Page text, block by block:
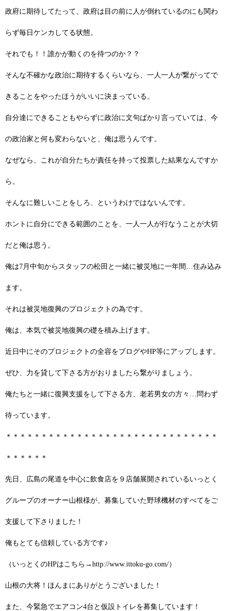
政府に期待してたって、政府は目の前に人が倒れているのにも関わ
らず毎日ケンカしてる状態。
それでも！！誰かが動くのを待つのか？？
そんな不確かな政治に期待するくらいなら、一人一人が繋がってで
きることをやったほうがいいに決まっている。
自分達にできることもやらずに政治に文句ばかり言っていては、今
の政治家と何も変わらないと、俺は思うんです。
なぜなら、これが自分たちが責任を持って投票した結果なんですか
ら。
そんなに難しいことをしろ、というわけではないんです。
ホントに自分にできる範囲のことを、一人一人が行なうことが大切
だと俺は思う。
俺は7月中旬からスタッフの松田と一緒に被災地に一年間…住み込み
ます。
それは被災地復興のプロジェクトの為です。
俺は、本気で被災地復興の礎を積み上げます。
近日中にそのプロジェクトの全容をブログやHP等にアップします。
ぜひ、力を貸して下さる方がおりましたら繋がりましょう。
俺たちと一緒に復興支援をして下さる方、老若男女の方々…問わず
待っています。
＊＊＊＊＊＊＊＊＊＊＊＊＊＊＊＊＊＊＊＊＊＊＊＊＊＊＊＊＊＊
＊＊＊＊＊＊
先日、広島の尾道を中心に飲食店を９店舗展開されているいっとく
グループのオーナー山根様が、募集していた野球機材のすべてをご
支援して下さりました！
俺もとても信頼している方です♪
（いっとくのHPはこちら→ http://www.ittoku-go.com/）
山根の大将！ほんまにありがとうございました！
また、今緊急でエアコン4台と仮設トイレを募集しています！